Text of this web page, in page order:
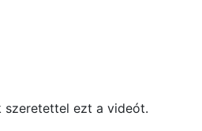
szeretettel ezt a videót.